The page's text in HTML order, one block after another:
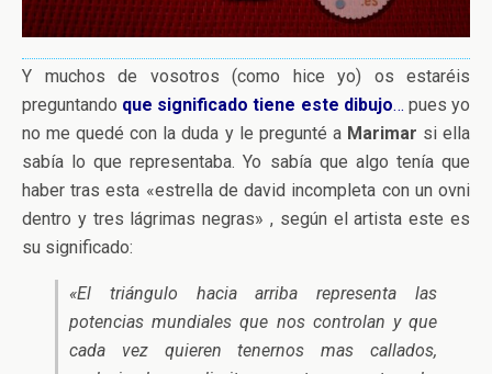
Y muchos de vosotros (como hice yo) os estaréis
preguntando que significado tiene este dibujo… pues yo
no me quedé con la duda y le pregunté a Marimar si ella
sabía lo que representaba. Yo sabía que algo tenía que
haber tras esta «estrella de david incompleta con un ovni
dentro y tres lágrimas negras» , según el artista este es
su significado:
«El triángulo hacia arriba representa las
potencias mundiales que nos controlan y que
cada vez quieren tenernos mas callados,